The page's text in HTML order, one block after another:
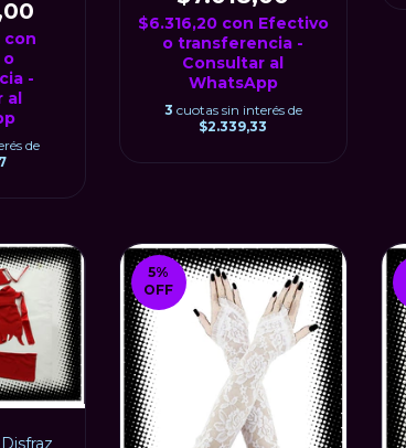
con
o
-
al
de
$6.316,20 con Efectivo
o transferencia -
Consultar al
WhatsApp
3 cuotas sin interés de
$2.339,33
5%
OFF